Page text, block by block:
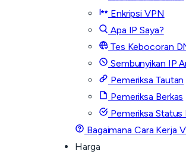
Enkripsi VPN
Apa IP Saya?
Tes Kebocoran
Sembunyikan IP
Pemeriksa Tautan
Pemeriksa Berkas
Pemeriksa Status
Bagaimana Cara Kerja
Harga